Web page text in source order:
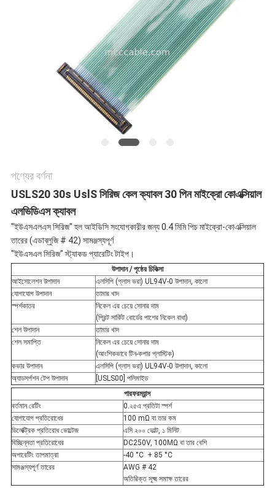
গোপনীয়তা
নীতি
পণ্যের বর্ণনা
USLS20 30s UslS সিরিজ কেল ক্যাবল 30 পিন মাইক্রো কোএক্সিয়াল
এলভিডিএস ক্যাবল
"ইউএসএলএস সিরিজ" হল আইডিসি সংযোগকারীর জন্য 0.4 মিমি পিচ মাইক্রো-কোএক্সিয়াল
তারের (এডাব্লুজি # 42) সামঞ্জস্যপূর্ণ
"ইউএসএল সিরিজ" স্ট্যাকড প্যারেটিং টাইপ।
উপাদান / পৃষ্ঠের চিকিত্সা
আইসোলেশন উপাদান
এলসিপি (গ্লাস ভরা) UL94V-0 উপাদান, কালো
যোগাযোগ উপাদান
তামার খাদ
স্পর্শকাতর
নিকেল এর চেয়ে সোনার দাম
(প্রিন্ট সার্কিট বোর্ডের পাশের নিকেল বাধা)
শেল উপাদান
তামার খাদ
শেল সমাপ্তি
নিকেল এর চেয়ে সোনার দাম
(আংশিকভাবে টিন-কপার প্লাস্টিক)
কভার উপাদান
এলসিপি (গ্লাস ভরা) UL94V-0 উপাদান, কালো
অ্যাডসর্পশন টেপ উপাদান
[USLS00] পলিমাইড
পারফরম্যান্স
বর্তমান রেটিং
0.২৫এ প্রতিটা স্পর্শ
যোগাযোগ প্রতিরোধের
100 mΩ বা তার কম
ডিলেক্ট্রিক প্রতিরোধ ভোল্টেজ
এসি ২০০ ভোল্ট, ১ মিনিট
বিচ্ছিন্নতা প্রতিরোধের
DC250V, 100MΩ বা তার বেশি
অপারেটিং তাপমাত্রা
-40 °C ️ + 85 °C
সামঞ্জস্যপূর্ণ তারের
AWG # 42
অতিরিক্ত সূক্ষ্ম সমাক্ষ তারের